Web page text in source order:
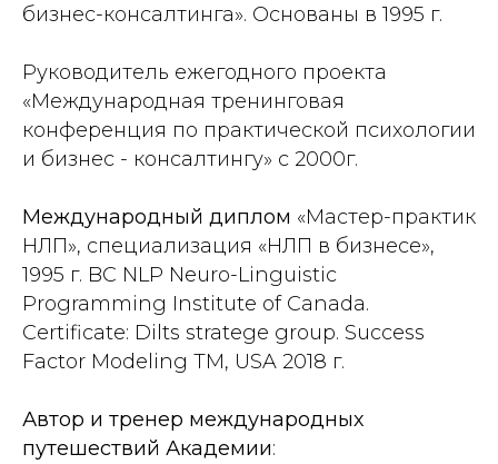
бизнес-консалтинга». Основаны в 1995 г.
Руководитель ежегодного проекта
«Международная тренинговая
конференция по практической психологии
и бизнес - консалтингу» с 2000г.
Международный диплом «Мастер-практик
НЛП», специализация «НЛП в бизнесе»,
1995 г. BC NLP Neuro-Linguistic
Programming Institute of Canada.
Certificate: Dilts stratege group. Success
Factor Modeling TM, USA 2018 г.
Автор и тренер международных
путешествий Академии: